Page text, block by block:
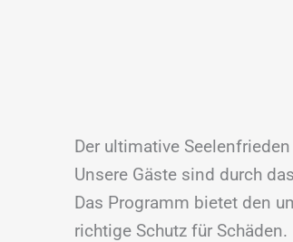
Der ultimative
Unsere Gäste sind durch
Das Programm bietet den
richtige Schutz für Schäden.